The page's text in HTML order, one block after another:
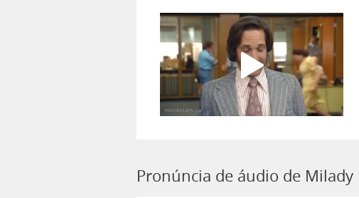
Pronúncia de áudio de Milady